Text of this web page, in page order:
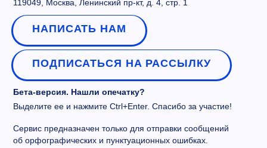
119049, Москва, Ленинский пр-кт, д. 4, стр. 1
НАПИСАТЬ НАМ
ПОДПИСАТЬСЯ НА РАССЫЛКУ
Бета-версия. Нашли опечатку?
Выделите ее и нажмите Ctrl+Enter. Спасибо за участие!
Сервис предназначен только для отправки сообщений
об орфографических и пунктуационных ошибках.